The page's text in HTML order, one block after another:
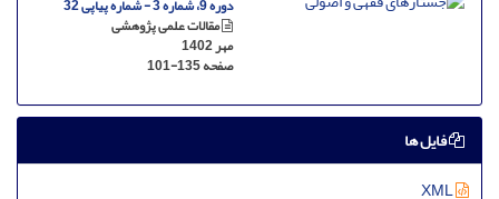
دوره 9، شماره 3 - شماره پیاپی 32
مقالات علمی پژوهشی
مهر 1402
صفحه101-135
فایل ها